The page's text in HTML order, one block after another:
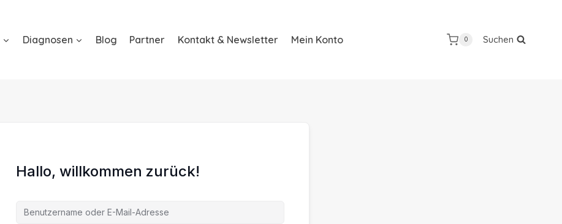
Diagnosen Blog Partner Kontakt & Newsletter Mein Konto 0 Suchen
Hallo, willkommen zurück!